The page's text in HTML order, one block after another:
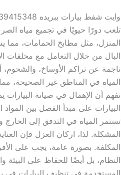
تلعب دورًا حيويًا في تجميع مياه
المنزل، مثل مطابخ الحمامات، مما
البال من خلال التعامل مع مخلفات
ناجمة عن تراكم الأوساخ،
المياه في المناطق غير الصحيحة،
نفهم أن الإهمال في صيانة
البيارات على مبدأ الفصل بين المواد
تستمر المياه في التدفق إلى
المشكلة. لذا، اركان العزل فإن
المكلفة. بصورة عامة، يجب على
النظام، بل أيضًا للحفاظ على
المستخدمة في تنظيف البيارات في